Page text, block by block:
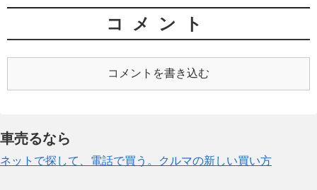
コメント
コメントを書き込む
車売るなら
ネットで探して、電話で買う。クルマの新しい買い方